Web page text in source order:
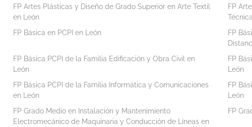
FP Artes Plásticas y Diseño de Grado Superior en Arte Textil
en León
FP
FP Básica en PCPI en León
FP
FP Básica PCPI de la Familia Edificación y Obra Civil en
León
FP
León
FP Básica PCPI de la Familia Informática y Comunicaciones
en León
FP
León
FP Grado Medio en Instalación y Mantenimiento
Electromecánico de Maquinaria y Conducción de Líneas en
FP